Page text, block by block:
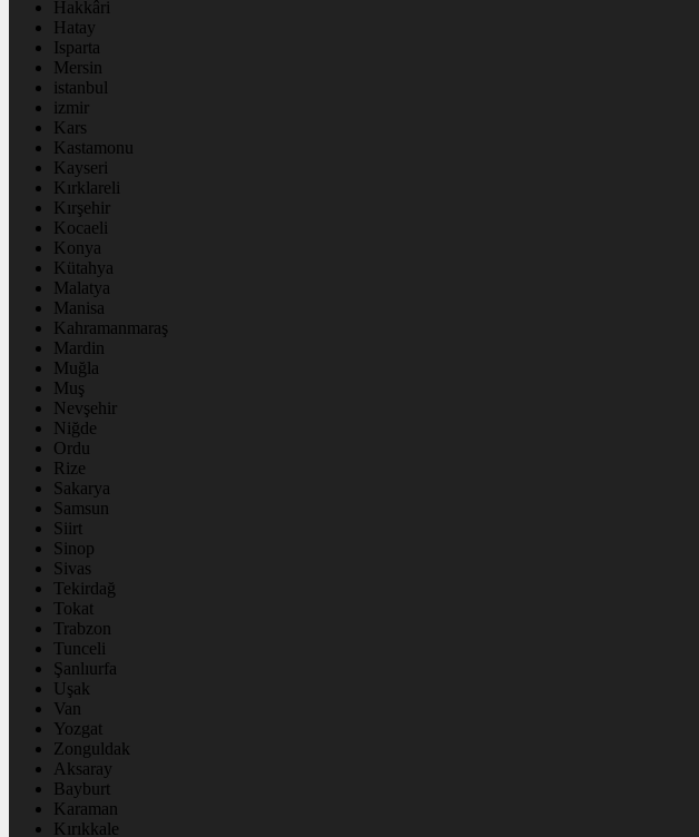
Hakkâri
Hatay
Isparta
Mersin
istanbul
izmir
Kars
Kastamonu
Kayseri
Kırklareli
Kırşehir
Kocaeli
Konya
Kütahya
Malatya
Manisa
Kahramanmaraş
Mardin
Muğla
Muş
Nevşehir
Niğde
Ordu
Rize
Sakarya
Samsun
Siirt
Sinop
Sivas
Tekirdağ
Tokat
Trabzon
Tunceli
Şanlıurfa
Uşak
Van
Yozgat
Zonguldak
Aksaray
Bayburt
Karaman
Kırıkkale